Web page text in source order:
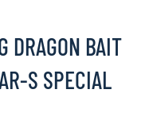
DRAGON BAIT
S SPECIAL